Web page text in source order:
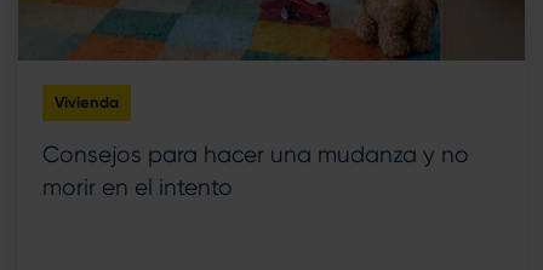
Vivienda
Consejos para hacer una mudanza y no
morir en el intento